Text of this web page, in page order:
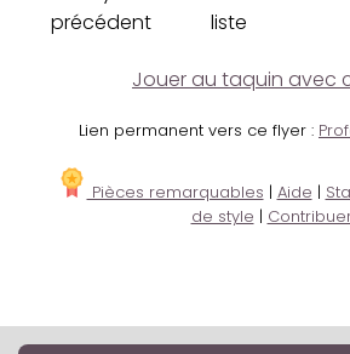
précédent
liste
Jouer au taquin avec
Lien permanent vers ce flyer :
Pièces remarquables | Aide |
de style |